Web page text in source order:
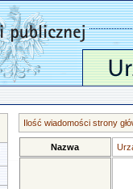
Ilość wiadomości strony
Nazwa